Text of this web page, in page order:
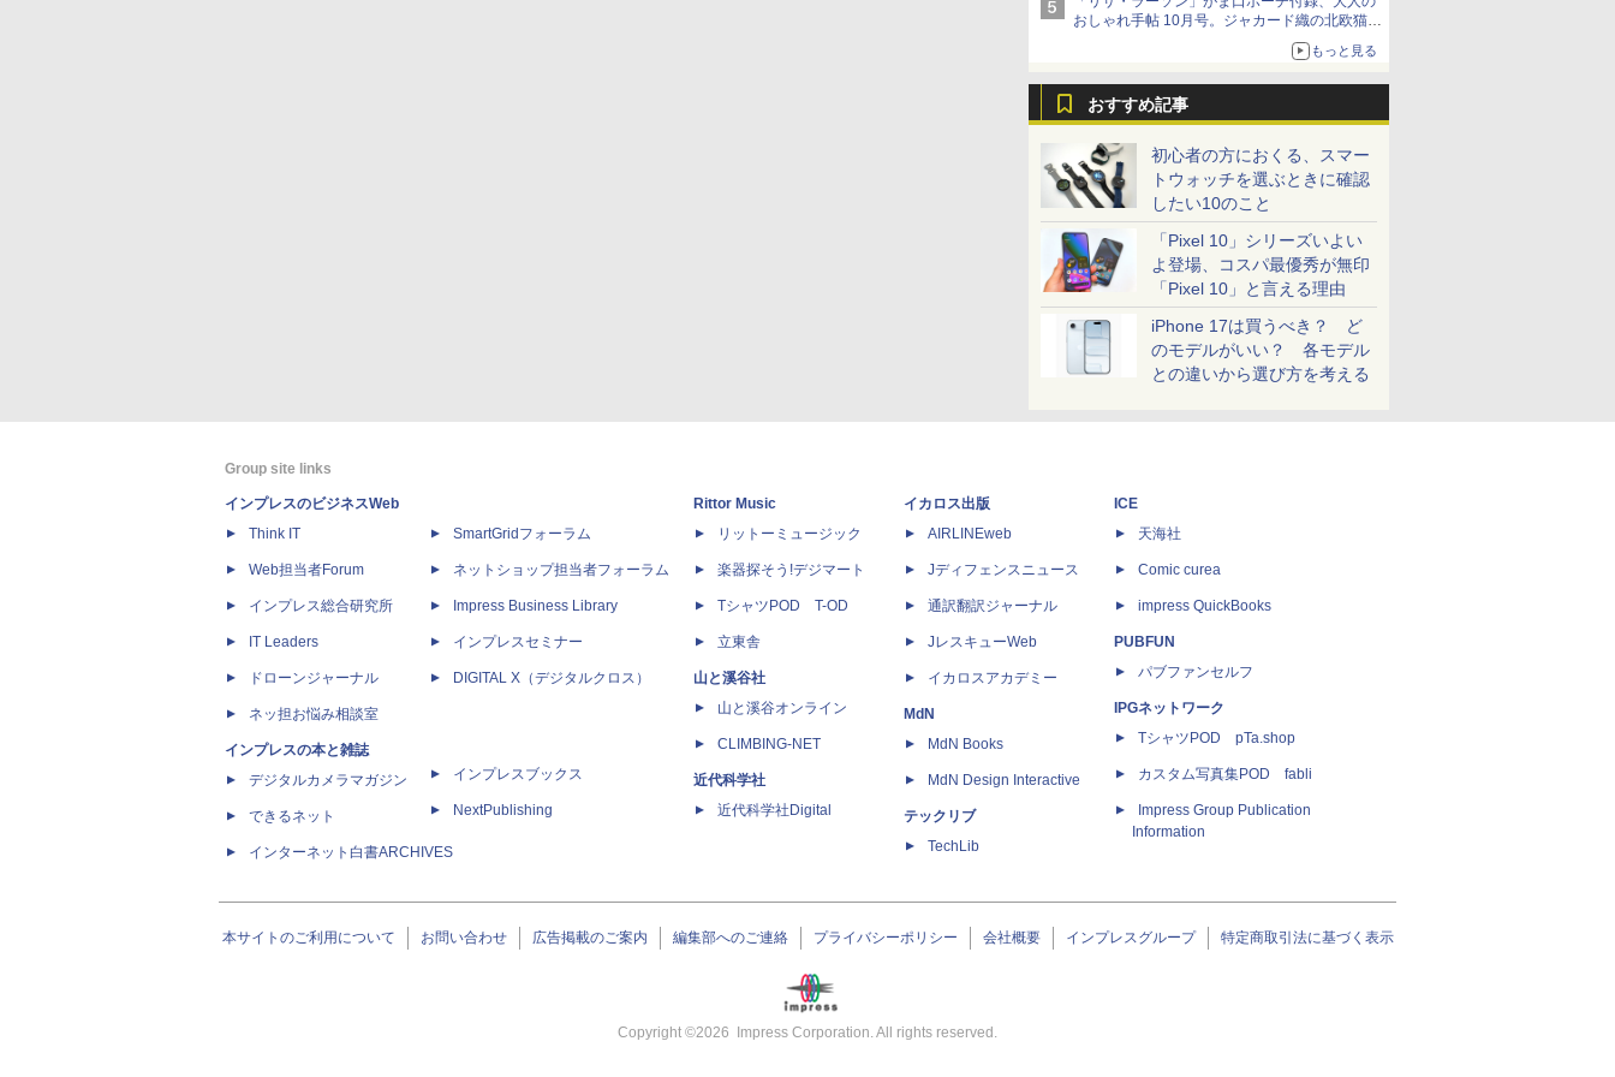
おしゃれ手帖 10月号。ジャカード織の北欧猫デ
もっと見る
おすすめ記事
初心者の方におくる、スマー
トウォッチを選ぶときに確認
したい10のこと
「Pixel 10」シリーズいよい
よ登場、コスパ最優秀が無印
「Pixel 10」と言える理由
iPhone 17は買うべき？ ど
のモデルがいい？ 各モデル
との違いから選び方を考える
Group site links
インプレスのビジネスWeb
Think IT
Web担当者Forum
インプレス総合研究所
IT Leaders
ドローンジャーナル
ネッ担お悩み相談室
インプレスの本と雑誌
デジタルカメラマガジン
できるネット
インターネット白書ARCHIVES
SmartGridフォーラム
ネットショップ担当者フォーラム
Impress Business Library
インプレスセミナー
DIGITAL X（デジタルクロス）
インプレスブックス
NextPublishing
Rittor Music
リットーミュージック
楽器探そう!デジマート
TシャツPOD T-OD
立東舎
山と溪谷社
山と溪谷オンライン
CLIMBING-NET
近代科学社
近代科学社Digital
イカロス出版
AIRLINEweb
Jディフェンスニュース
通訳翻訳ジャーナル
JレスキューWeb
イカロスアカデミー
MdN
MdN Books
MdN Design Interactive
テックリブ
TechLib
ICE
天海社
Comic curea
impress QuickBooks
PUBFUN
パブファンセルフ
IPGネットワーク
TシャツPOD pTa.shop
カスタム写真集POD fabli
Impress Group Publication
Information
本サイトのご利用について お問い合わせ 広告掲載のご案内 編集部へのご連絡 プライバシーポリシー 会社概要 インプレスグループ 特定商取引法に基づく表示
Copyright ©2026 Impress Corporation. All rights reserved.